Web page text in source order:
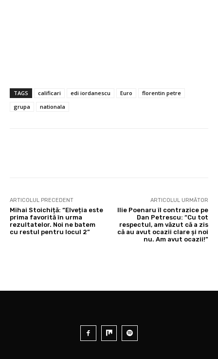
TAGS calificari edi iordanescu Euro
florentin petre
grupa
nationala
ARTICOLUL PRECEDENT
Mihai Stoichiță: “Elveția este
prima favorită în urma
rezultatelor. Noi ne batem
cu restul pentru locul 2”
ARTICOLUL URMĂTOR
Ilie Poenaru îl contrazice pe
Dan Petrescu: “Cu tot
respectul, am văzut că a zis
că au avut ocazii clare și noi
nu. Am avut ocazii!”